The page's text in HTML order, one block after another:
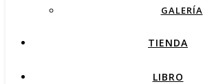
GALERÍA
TIENDA
LIBRO